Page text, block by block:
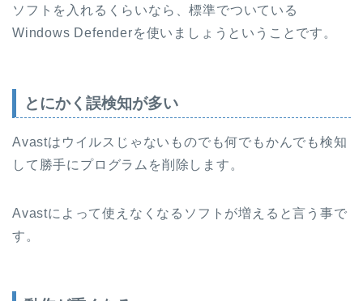
ソフトを入れるくらいなら、標準でついている
Windows Defenderを使いましょうということです。
とにかく誤検知が多い
Avastはウイルスじゃないものでも何でもかんでも検知
して勝手にプログラムを削除します。
Avastによって使えなくなるソフトが増えると言う事で
す。